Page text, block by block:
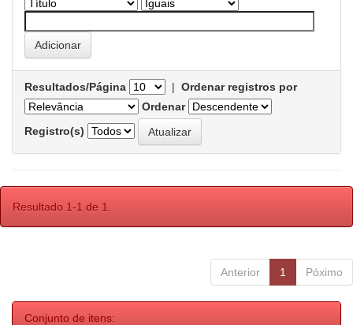
Resultados/Página | Ordenar registros por
Ordenar
Registro(s)
Resultado 1-1 de 1.
Anterior 1 Póximo
Conjunto de itens: